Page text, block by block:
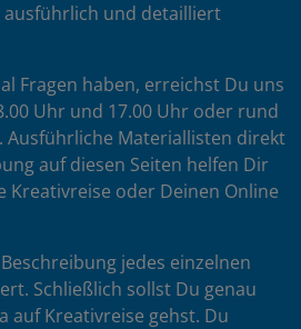
ausführlich und detailliert
Fragen haben, erreichst Du uns
Uhr und 17.00 Uhr oder rund
Ausführliche Materiallisten direkt
auf diesen Seiten helfen Dir
Kreativreise oder Deinen Online
jedes einzelnen
Schließlich sollst Du genau
auf Kreativreise gehst. Du